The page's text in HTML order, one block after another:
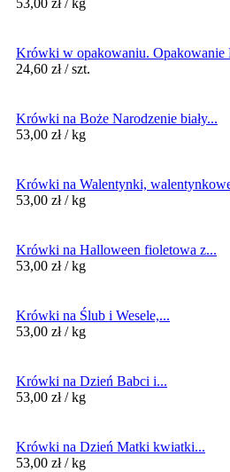
53,00 zł / kg
Krówki w opakowaniu. Opakowanie
24,60 zł / szt.
Krówki na Boże Narodzenie biały...
53,00 zł / kg
Krówki na Walentynki,
53,00 zł / kg
Krówki na Halloween fioletowa z...
53,00 zł / kg
Krówki na Ślub i Wesele,...
53,00 zł / kg
Krówki na Dzień Babci i...
53,00 zł / kg
Krówki na Dzień Matki kwiatki...
53,00 zł / kg